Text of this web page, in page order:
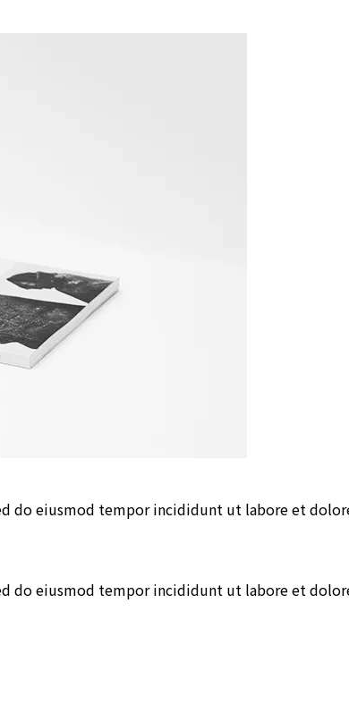
do eiusmod tempor incididunt ut labore et
do eiusmod tempor incididunt ut labore et